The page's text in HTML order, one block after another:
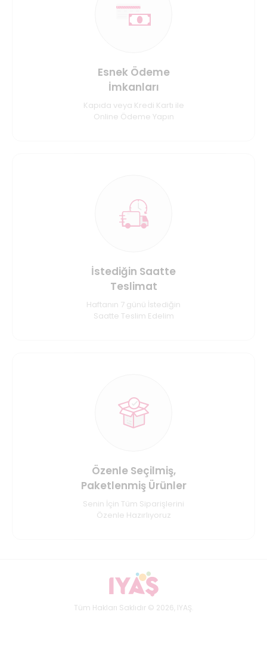
Esnek Ödeme
İmkanları
Kapıda veya Kredi Kartı ile
Online Ödeme Yapın
İstediğin Saatte
Teslimat
Haftanın 7 günü İstediğin
Saatte Teslim Edelim
Özenle Seçilmiş,
Paketlenmiş Ürünler
Senin İçin Tüm Siparişlerini
Özenle Hazırlıyoruz
Tüm Hakları Saklıdır © 2026, IYAŞ.